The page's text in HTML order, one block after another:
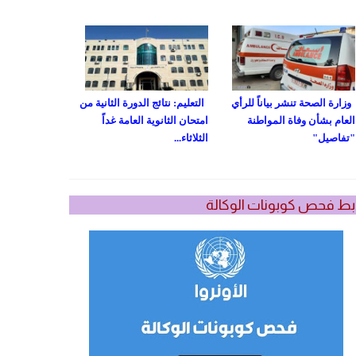
التعليم: نتائج الدورة الثانية من
امتحان الثانوية العامة غداً
الثلاثاء...
وزارة الصحة تنشر بياناً للرأي
العام بشأن وفاة المواطنة
"تفاصيل"
فحص كوبونات الوكالة